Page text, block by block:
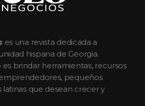
es una revista dedicada a
hispana de Georgia.
brindar herramientas, recursos
pequeños
latinas que desean crecer y